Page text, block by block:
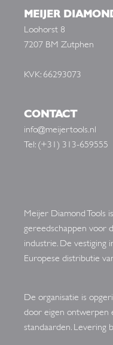
MEIJER
Loohorst 8
7207 BM Zutphen
KVK: 66293073
CONTACT
info@meijertools.nl
Tel: (+31) 313-659555
Meijer Diamond Tools
gereedschappen voor
industrie. De vestiging
Europese distributie
De organisatie is
door eigen ontwerpen
standaarden. Levering